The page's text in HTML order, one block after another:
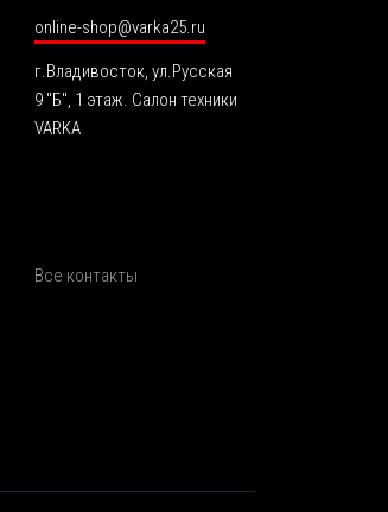
online-shop@varka25.ru
г.Владивосток, ул.Русская
9 "Б", 1 этаж. Салон техники
VARKA
Все контакты